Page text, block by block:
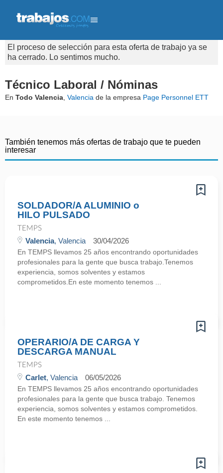
El proceso de selección para esta oferta de trabajo ya se
ha cerrado. Lo sentimos mucho.
Técnico Laboral / Nóminas
En Todo Valencia Valencia de la empresa Page Personnel ETT
También tenemos más ofertas de trabajo que te pueden
interesar
SOLDADOR/A ALUMINIO o
HILO PULSADO
TEMPS
Valencia, Valencia 30/04/2026
En TEMPS llevamos 25 años encontrando oportunidades
profesionales para la gente que busca trabajo.Tenemos
experiencia, somos solventes y estamos
comprometidos.En este momento tenemos ...
OPERARIO/A DE CARGA Y
DESCARGA MANUAL
TEMPS
Carlet, Valencia 06/05/2026
En TEMPS llevamos 25 años encontrando oportunidades
profesionales para la gente que busca trabajo. Tenemos
experiencia, somos solventes y estamos comprometidos.
En este momento tenemos ...